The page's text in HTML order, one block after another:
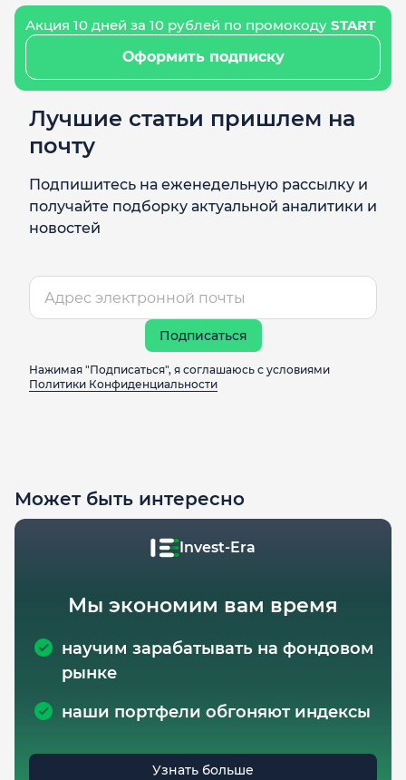
Акция 10 дней за 10 рублей по промокоду START
Оформить подписку
Лучшие статьи пришлем на
почту
Подпишитесь на еженедельную рассылку и
получайте подборку актуальной аналитики и
новостей
Подписаться
Нажимая "Подписаться", я соглашаюсь с условиями
Политики Конфиденциальности
Может быть интересно
Invest-Era
Мы экономим вам время
научим зарабатывать на фондовом
рынке
наши портфели обгоняют индексы
Узнать больше